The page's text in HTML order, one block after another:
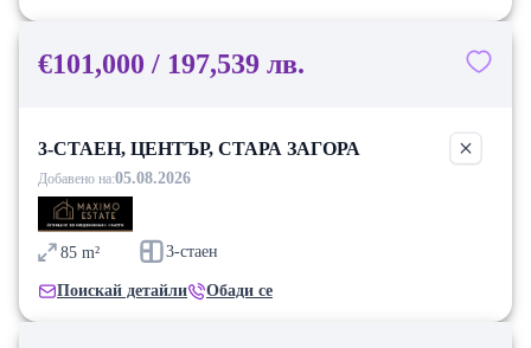
€101,000 / 197,539 лв.
3-СТАЕН, ЦЕНТЪР, СТАРА ЗАГОРА
Добавено на:05.08.2026
85 m² 3-стаен
Поискай детайли Обади се